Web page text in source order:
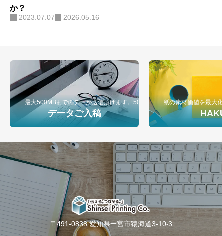
か？
2023.07.07 2026.05.16
最大500MBまでのデーが送信頂けます。500MB以上のデータ入稿は弊
データご入稿
紙の素材価値を最大
〒491-0838 愛知県一宮市猿海道3-10-3